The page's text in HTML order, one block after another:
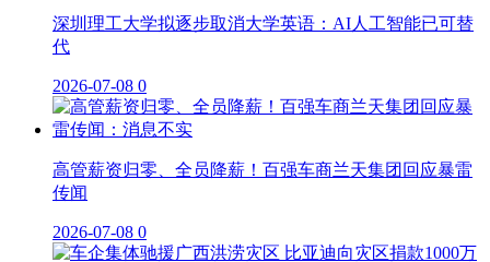
深圳理工大学拟逐步取消大学英语：AI人工智能已可替
代
2026-07-08 0
高管薪资归零、全员降薪！百强车商兰天集团回应暴雷
传闻
2026-07-08 0